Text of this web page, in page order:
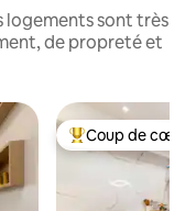
logements sont très
de propreté et
Coups de cœur
Coup de cœur